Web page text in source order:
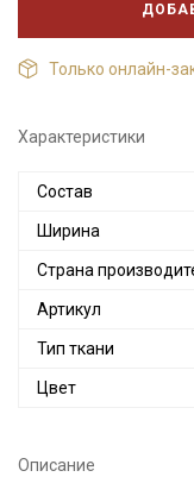
Только онлайн-
Характеристики
Состав
Ширина
Страна
Артикул
Тип ткани
Цвет
Описание